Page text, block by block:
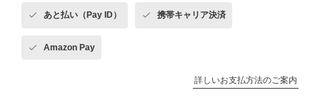
あと払い（Pay ID） 携帯キャリア決済
Amazon Pay
詳しいお支払方法のご案内